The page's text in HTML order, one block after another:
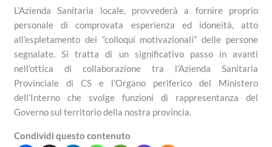
L’Azienda Sanitaria locale, provvederà a fornire proprio
personale di comprovata esperienza ed idoneità, atto
all’espletamento dei “colloqui motivazionali” delle persone
segnalate. Si tratta di un significativo passo in avanti
nell’ottica di collaborazione tra l’Azienda Sanitaria
Provinciale di CS e l’Organo periferico del Ministero
dell’Interno che svolge funzioni di rappresentanza del
Governo sul territorio della nostra provincia.
Condividi questo contenuto